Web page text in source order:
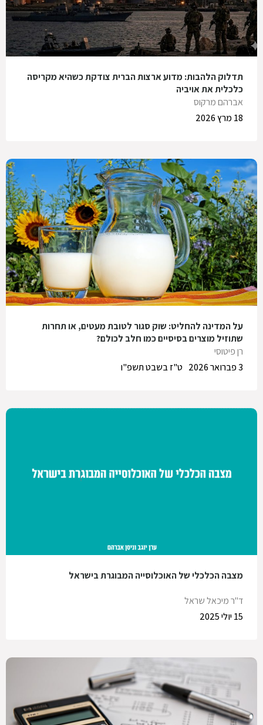
תדלוק הלהבות: מדוע ארצות הברית צודקת כשהיא מקריסה
כלכלית את אויביה
אברהם מרקוס
18 מרץ 2026
על המדינה להחליט: שוק סגור לטובת מעטים, או תחרות
שתוזיל מוצרים בסיסיים כמו חלב לכולם?
רן פיטוסי
ט"ז בשבט תשפ"ו
3 פברואר 2026
מצבה הכלכלי של האוכלוסייה המבוגרת בישראל
ד"ר מיכאל שראל
15 יולי 2025